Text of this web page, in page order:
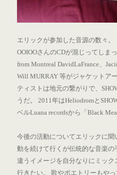
エリックが参加した音源の数々
OOIOOさんのCDが混じってしま
from Montreal DavidLaFrance、
Will MURRAY 等がジャケットア
ティストは地元の繋がりで、
うだ。 2011年はHeliodromと
ベルLuana recordsから「Black
今後の活動についてエリックに
動を続けて行くが伝統的な音楽の
違うイメージを自分なりにミッ
行きたい。 歌やポエトリーもや